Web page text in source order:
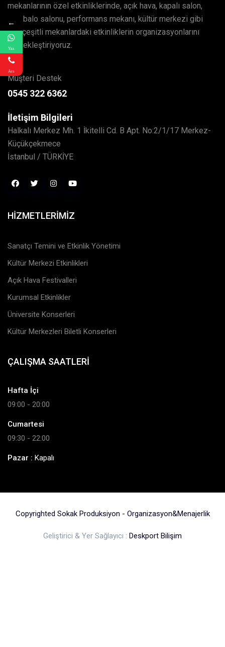
mekanlarının özel etkinliklerinde, açık hava, kapalı salon,
otel balo salonu, performans mekanı, kültür merkezi gibi
çok çeşitli mekanlardaki etkinliklerin organizasyonlarını
gerçekleştiriyoruz.
Müşteri Destek
0545 322 6362
İletişim Bilgileri
Halkalı Merkez Mh. 1 İkitelli Cd. B Apt. No:2/1/17 Merkez-
Küçükçekmece
İstanbul / TÜRKİYE
HIZMETLERIMIZ
Sanatçı Temini ve Etkinlik Yönetimi
Kültür Merkezi Etkinlikleri
Açık Hava Festivalleri
Kurumsal Etkinlikler
Üniversite Konserleri
Kültür Merkezleri Biletli Konserleri
ÇALIŞMA SAATLERI
Hafta İçi
09:00 - 20:00
Cumartesi
09:30 - 22:00
Pazar : Kapalı
Copyrighted Sokak Produksiyon - Organizasyon&Menajerlik
Geliştirici & Yer Sağlayıcı : Deskport Bilişim
←
Yaz
Ara